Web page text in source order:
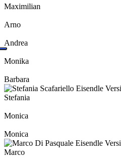
Maximilian
Arno
Andrea
Monika
Barbara
Stefania
Monica
Monica
Marco